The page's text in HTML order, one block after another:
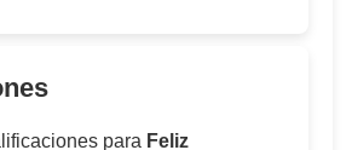
para Feliz